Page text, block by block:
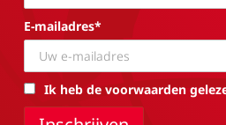
E-mailadres*
Ik heb de voorwaarden